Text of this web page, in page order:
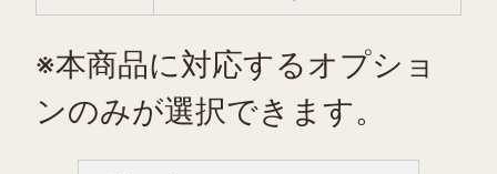
ち
ミ
ル
ク
※本商品に対応するオプショ
ンのみが選択できます。